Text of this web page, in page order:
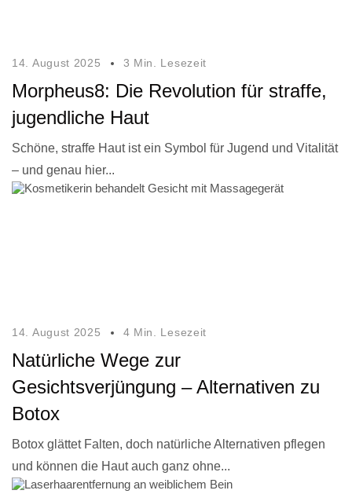
14. August 2025 3 Min. Lesezeit
Morpheus8: Die Revolution für straffe,
jugendliche Haut
Schöne, straffe Haut ist ein Symbol für Jugend und Vitalität
– und genau hier...
14. August 2025 4 Min. Lesezeit
Natürliche Wege zur
Gesichtsverjüngung – Alternativen zu
Botox
Botox glättet Falten, doch natürliche Alternativen pflegen
und können die Haut auch ganz ohne...